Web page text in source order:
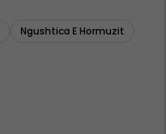
Ngushtica E Hormuzit